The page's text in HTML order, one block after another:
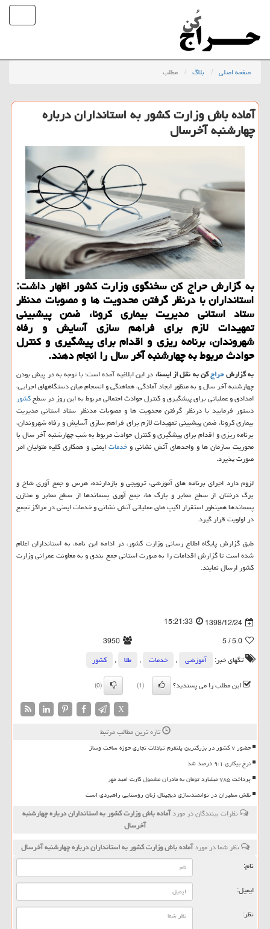
صفحه اصلی بلاگ مطلب
آماده باش وزارت كشور به استانداران درباره
چهارشنبه آخرسال
به گزارش حراج كن سخنگوی وزارت كشور اظهار داشت:
استانداران با درنظر گرفتن محدویت ها و مصوبات مدنظر
ستاد استانی مدیریت بیماری كرونا، ضمن پیشبینی
تمهیدات لازم برای فراهم سازی آسایش و رفاه
شهروندان، برنامه ریزی و اقدام برای پیشگیری و كنترل
حوادث مربوط به چهارشنبه آخر سال را انجام دهند.
به گزارشحراجكن به نقل از ایسنا،در این ابلاغیه آمده است؛ با توجه به در پیش بودن
چهارشنبه آخر سال و به منظور ایجاد آمادگی، هماهنگی و انسجام میان دستگاههای اجرایی،
امدادی و عملیاتی برای پیشگیری و كنترل حوادث احتمالی مربوط به این روز در سطحكشور
دستور فرمایید با درنظر گرفتن محدویت ها و مصوبات مدنظر ستاد استانی مدیریت
بیماری كرونا، ضمن پیشبینی تمهیدات لازم برای فراهم سازی آسایش و رفاه شهروندان،
برنامه ریزی و اقدام برای پیشگیری و كنترل حوادث مربوط به شب چهارشنبه آخر سال با
محوریت سازمان ها و واحدهای آتش نشانی وخدماتایمنی و همكاری كلیه متولیان امر
صورت پذیرد.
لزوم دارد اجرای برنامه های آموزشی، ترویجی و بازدارنده، هرس و جمع آوری شاخ و
برگ درختان از سطح معابر و پارك ها، جمع آوری پسماندها از سطح معابر و مخازن
پسماندها همینطور استقرار اكیپ های عملیاتی آتش نشانی و خدمات ایمنی در مراكز تجمع
در اولویت قرار گیرد.
طبق گزارش پایگاه اطلاع رسانی وزارت كشور، ​در ادامه این نامه، به استانداران اعلام
شده است تا گزارش اقدامات را به صورت استانی جمع بندی و به معاونت عمرانی وزارت
كشور ارسال نمایند.
1398/12/24
15:21:33
5.0
/ 5
3950
تگهای خبر:
آموزشی , خدمات , طلا ,
كشور
این مطلب را می پسندید؟
(1)
(0)
X
تازه ترین مطالب مرتبط
حضور ۷ کشور در بزرگترین پلتفرم تبادلات تجاری حوزه ساخت وساز
نرخ بیکاری ۹،۱ درصد شد
پرداخت ۷۸۵ میلیارد تومان به مادران مشمول کارت امید مهر
نقش سفیران در توانمندسازی دیجیتال زنان روستایی راهبردی است
نظرات بینندگان در موردآماده باش وزارت كشور به استانداران درباره چهارشنبه
آخرسال
نظر شما در موردآماده باش وزارت كشور به استانداران درباره چهارشنبه آخرسال
نام:
ایمیل:
نظر: